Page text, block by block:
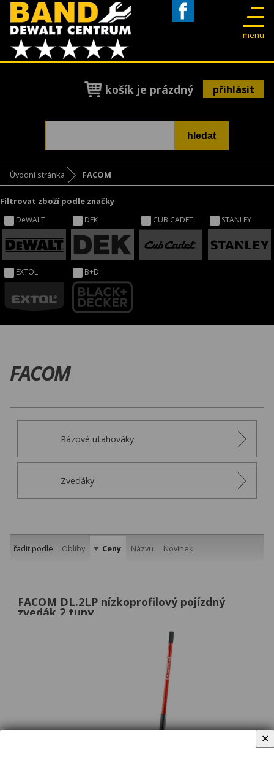
menu
košík je prázdný přihlásit
Úvodní stránka FACOM
Filtrovat zboží podle značky
DeWALT DEK CUB CADET STANLEY
EXTOL B+D
FACOM
Rázové utahováky
Zvedáky
řadit podle: Obliby Ceny Názvu Novinek
FACOM DL.2LP nízkoprofilový pojízdný
zvedák 2 tuny
✕